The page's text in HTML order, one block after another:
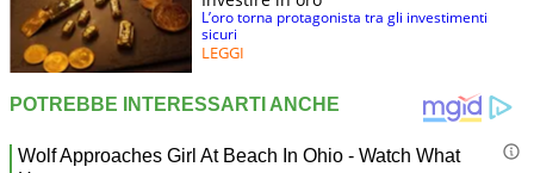
L’oro torna protagonista tra gli investimenti
sicuri
LEGGI